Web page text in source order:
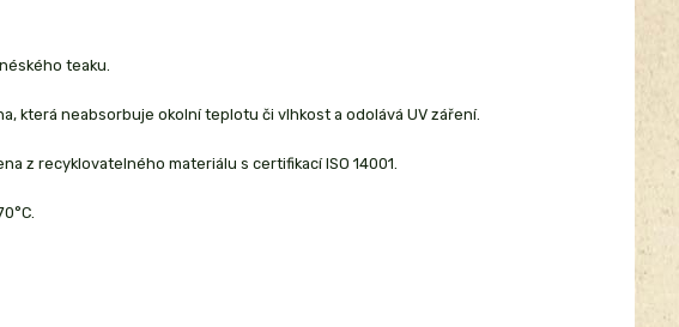
teaku.
která neabsorbuje okolní teplotu či vlhkost a odolává UV záření.
z recyklovatelného materiálu s certifikací ISO 14001.